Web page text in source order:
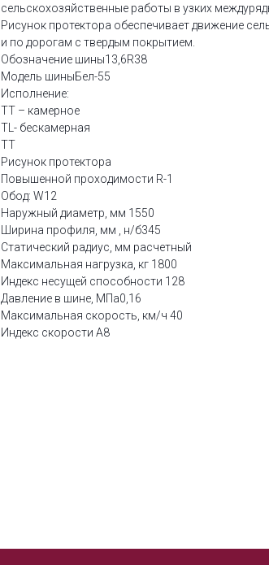
сельскохозяйственные работы в узких
Рисунок протектора обеспечивает движение
и по дорогам с твердым покрытием.
Обозначение шины13,6R38
Модель шиныБел-55
Исполнение:
ТТ – камерное
TL- бескамерная
ТТ
Рисунок протектора
Повышенной проходимости R-1
Обод: W12
Наружный диаметр, мм 1550
Ширина профиля, мм , н/б345
Статический радиус, мм расчетный
Максимальная нагрузка, кг 1800
Индекс несущей способности 128
Давление в шине, МПа0,16
Максимальная скорость, км/ч 40
Индекс скорости А8